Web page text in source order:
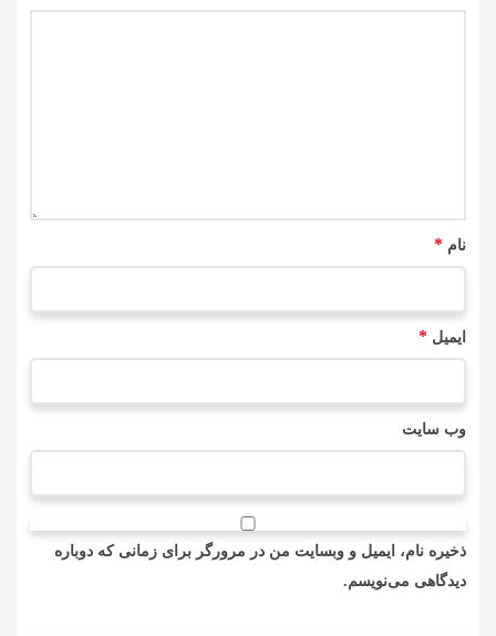
نام*
ایمیل*
وب‌ سایت
ذخیره نام، ایمیل و وبسایت من در مرورگر برای زمانی که دوباره
دیدگاهی می‌نویسم.